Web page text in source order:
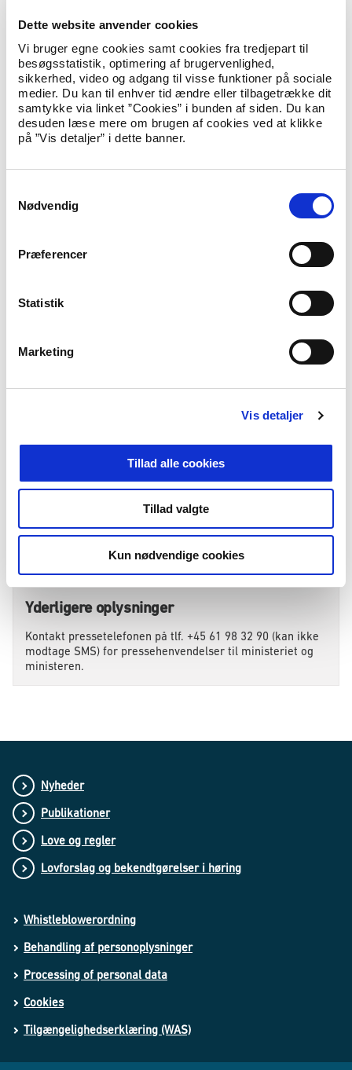
Dette website anvender cookies
Vi bruger egne cookies samt cookies fra tredjepart til
besøgsstatistik, optimering af brugervenlighed,
sikkerhed, video og adgang til visse funktioner på sociale
medier. Du kan til enhver tid ændre eller tilbagetrække dit
samtykke via linket ”Cookies” i bunden af siden. Du kan
desuden læse mere om brugen af cookies ved at klikke
på ”Vis detaljer” i dette banner.
Nødvendig
Præferencer
Statistik
Marketing
Vis detaljer
Tillad alle cookies
Tillad valgte
Kun nødvendige cookies
viser, at vi ikke har kontrol med tilstrømningen. Det er
Samtidig er asylsystemet i dag dybt inhumant og fører til
tusindevis af druknede i Middelhavet, mens kyniske
menneskesmuglere tjener styrtende. Der er behov for et nyt
system, hvor vi sikrer, at flygtninge kommer til Europa på
kontrolleret vis som eksempelvis kvoteflygtninge. Så kan vi
hjælpe flere flygtninge bedre og samtidig selv få større kontrol
Danmark. Den ambition arbejder den danske regering hårdt på
Se opgørelsen (nyt vindue åbner)
Hvis du abonnerer på ministeriets nyheder, får du dem
E-Mail*
Felter med (*) skal udfyldes
Yderligere oplysninger
Kontakt pressetelefonen på tlf. +45 61 98 32 90 (kan ikke
modtage SMS) for pressehenvendelser til ministeriet og
ministeren.
Nyheder
Publikationer
Love og regler
Lovforslag og bekendtgørelser i høring
Whistleblowerordning
Behandling af personoplysninger
Processing of personal data
Cookies
Tilgængelighedserklæring (WAS)